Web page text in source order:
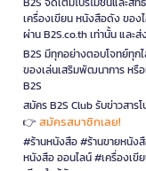
เครื่องเขียน หนังสือดัง ขอ
ผ่าน B2S.co.th เท่านั้น และ
B2S มีทุกอย่างตอบโจทย์ทุก
ของเล่นเสริมพัฒนาการ หรื
B2S
สมัคร B2S Club รับข่าวสาร
👉 สมัครสมาชิกเลย!
#ร้านหนังสือ #ร้านขายหนัง
หนังสือ ออนไลน์ #เครื่องเขี